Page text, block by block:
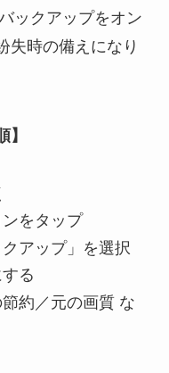
ックアップをオン
失時の備えになり
をタップ
アップ」を選択
る
約／元の画質 な